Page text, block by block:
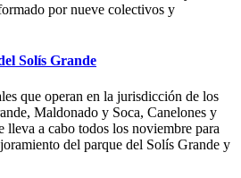
por nueve colectivos y
Solís Grande
que operan en la jurisdicción de los
Maldonado y Soca, Canelones y
lleva a cabo todos los noviembre para
del parque del Solís Grande y